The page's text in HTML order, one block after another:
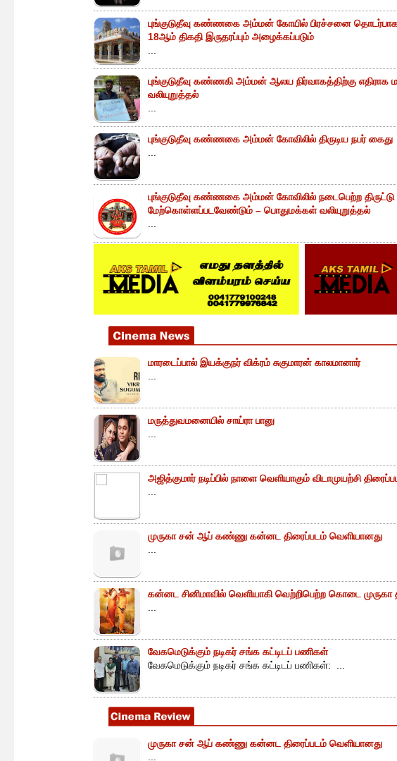
புங்குடுதீவு கண்ணகை அம்மன் கோயில் பிரச்சனை தொடர்பாக
18ஆம் திகதி இருதரப்பும் அழைக்கப்படும்
புங்குடுதீவு கண்ணகி அம்மன் ஆலய நிர்வாகத்திற்கு
வலியுறுத்தல்
புங்குடுதீவு கண்ணகை அம்மன் கோவிலில் திருடிய நபர் கைது
புங்குடுதீவு கண்ணகை அம்மன் கோவிலில் நடைபெற்ற
மேற்கொள்ளப்படவேண்டும் – பொதுமக்கள் வலியுறுத்தல்
மாரடைப்பால் இயக்குநர் விக்ரம் சுகுமாரன் காலமானார்
மருத்துவமனையில் சாய்ரா பானு
அஜித்குமார் நடிப்பில் நாளை வெளியாகும் விடாமுயற்சி
முருகா சன் ஆப் கண்ணு கன்னட திரைப்படம் வெளியானது
கன்னட சினிமாவில் வெளியாகி வெற்றிபெற்ற கொடை முருகா
வேகமெடுக்கும் நடிகர் சங்க கட்டிடப் பணிகள்
வேகமெடுக்கும் நடிகர் சங்க கட்டிடப் பணிகள்: ...
முருகா சன் ஆப் கண்ணு கன்னட திரைப்படம் வெளியானது